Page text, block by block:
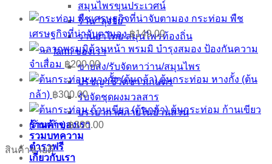
สมุนไพรขุนประเวศน์
ร้าน “ลุงจัย”
ว่านยาไทย สมุนไพรท้องถิ่น
farm ของเรา
ขายส่ง/รับจัดหาว่าน/สมุนไพร
ปรัชญาชีวิตชาวเกษตร
รับจัดชุดผงมวลสาร
บรรยากาศภายในบ้านสวน
ร้านค้าของเรา
รวมบทความ
ตำราฟรี
เกี่ยวกับเรา
กระท่อม พืช
เศรษฐกิจที่น่าจับตามอง ฿149.00
พรมมิ บำรุงสมอง ป้องกันความ
จำเสื่อม ฿200.00
ต้นกระท่อม หางกั้ง (ต้น
กล้า) ฿300.00
ต้นกระท่อม ก้านเขียว
(ต้นกล้า) ฿300.00
สินค้าขายดี